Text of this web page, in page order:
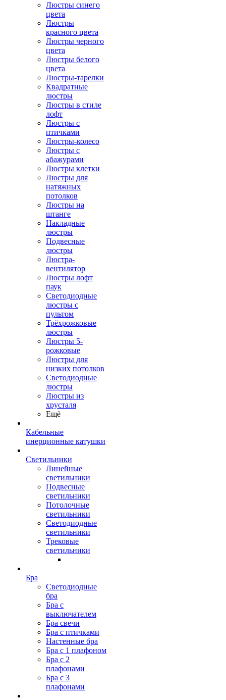
Люстры синего
цвета
Люстры
красного цвета
Люстры черного
цвета
Люстры белого
цвета
Люстры-тарелки
Квадратные
люстры
Люстры в стиле
лофт
Люстры с
птичками
Люстры-колесо
Люстры с
абажурами
Люстры клетки
Люстры для
натяжных
потолков
Люстры на
штанге
Накладные
люстры
Подвесные
люстры
Люстра-
вентилятор
Люстры лофт
паук
Светодиодные
люстры с
пультом
Трёхрожковые
люстры
Люстры 5-
рожковые
Люстры для
низких потолков
Cветодиодные
люстры
Люстры из
хрусталя
Ещё
Кабельные
инерционные катушки
Светильники
Линейные
светильники
Подвесные
светильники
Потолочные
светильники
Светодиодные
светильники
Трековые
светильники
Бра
Светодиодные
бра
Бра с
выключателем
Бра свечи
Бра с птичками
Настенные бра
Бра с 1 плафоном
Бра с 2
плафонами
Бра с 3
плафонами